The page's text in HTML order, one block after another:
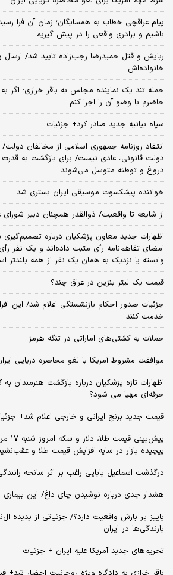
پیام عراقچی خطاب به همسایگان؛ زمان آن فرا
باشیم و برادری واقعی را در پیش گیریم
ربایش و قتل حمیدرضا رجب‌زاده تایید شد/ ارسال
خانواده‌اش
حمله تند یک نماینده مجلس به باقر خرازی:
حاضرم با وضو آن را اجرا کنم
سپاه بیانیه جدید صادر کرد+ جزئیات
انتقاد روزنامه جمهوری اسلامی از مخالفان
دولت قانونی، عادی نیست/ برای بازگشت به
دروغ و توطئه متوسل می‌شوند
خواننده پیشکسوت موسیقی ایران بستری شد
از شایعه تا واقعیت/ ذوالقدر همچنان دبیر
امضای تفاهم‌نامه رأی مثبت داده‌اند و یک نفر
وابسته یا نزدیک به همان یک نفر از همه بلندتر
قیمت یک لیتر بنزین در عراق چند؟
خدمت کنند
حملات به کشتی‌های اماراتی در تنگه هرمز
موافقت مشروط آمریکا با لغو محاصره دریایی
اظهارات تازه پزشکیان درباره بازگشت هنرمندان به
حرفه‌ای مهیا می شود؟
قیمت جدید برنج ایرانی و خارجی اعلام شد+
پیچیده بازار در سایه افزایش قیمت طلا و
درگذشت اسماعیل بابایی راغب بر اثر سانحه
هشدار جدی درباره نوشیدن چای داغ/ این
پاییز پر بارش واقعیت دارد؟/ جزئیاتی از پدیده
بارندگی‌ها در ایران
تحریم‌های جدید آمریکا علیه ایران + جزئیات